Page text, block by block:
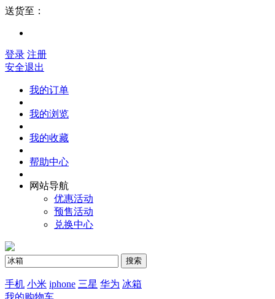
送货至：
登录 注册
安全退出
我的订单
我的浏览
我的收藏
帮助中心
网站导航
优惠活动
预售活动
兑换中心
搜索
手机 小米 iphone 三星 华为 冰箱
我的购物车